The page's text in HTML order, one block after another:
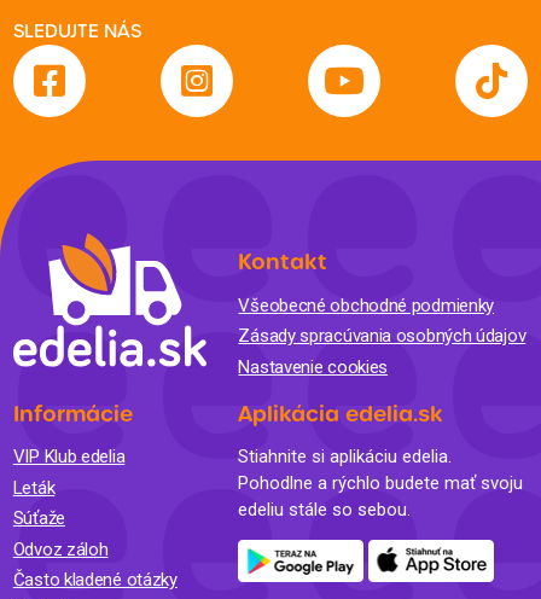
SLEDUJTE NÁS
Kontakt
Všeobecné obchodné podmienky
Zásady spracúvania osobných údajov
Nastavenie cookies
Informácie
VIP Klub edelia
Leták
Súťaže
Odvoz záloh
Často kladené otázky
Aplikácia edelia.sk
Stiahnite si aplikáciu edelia.
Pohodlne a rýchlo budete mať svoju
edeliu stále so sebou.